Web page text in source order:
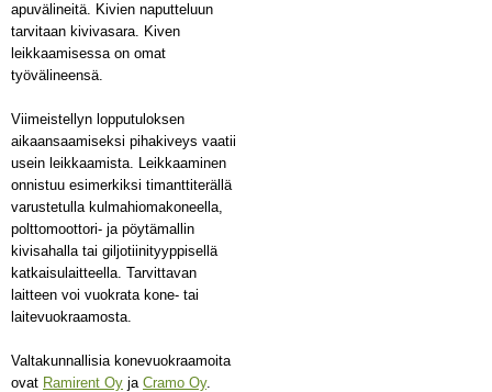
apuvälineitä. Kivien naputteluun
tarvitaan kivivasara. Kiven
leikkaamisessa on omat
työvälineensä.
Viimeistellyn lopputuloksen
aikaansaamiseksi pihakiveys vaatii
usein leikkaamista. Leikkaaminen
onnistuu esimerkiksi timanttiterällä
varustetulla kulmahiomakoneella,
polttomoottori- ja pöytämallin
kivisahalla tai giljotiinityyppisellä
katkaisulaitteella. Tarvittavan
laitteen voi vuokrata kone- tai
laitevuokraamosta.
Valtakunnallisia konevuokraamoita
ovat Ramirent Oy ja Cramo Oy.